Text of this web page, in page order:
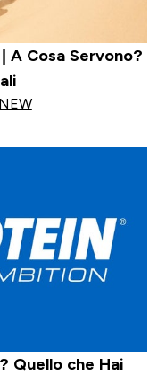
A Cosa Servono?
Quello che Hai